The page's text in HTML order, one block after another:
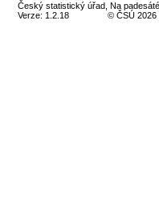
Český statistický úřad, Na
Verze: 1.2.18
© ČSÚ 2026